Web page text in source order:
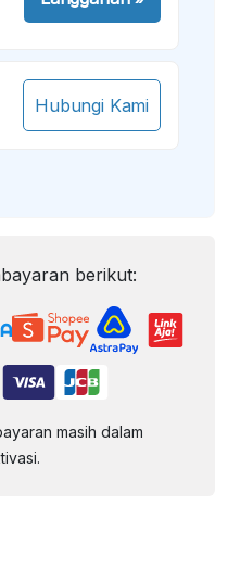
Hubungi Kami
berikut:
masih dalam